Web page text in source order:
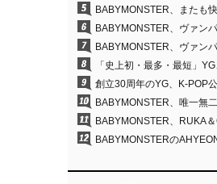
5
6
7
8
9
10
11
12